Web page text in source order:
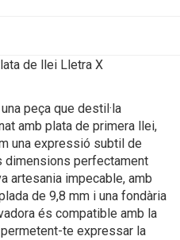
de llei Lletra X
peça que destil·la
amb plata de primera llei,
una expressió subtil de
perfectament
artesania impecable, amb
de 9,8 mm i una fondària
és compatible amb la
te expressar la